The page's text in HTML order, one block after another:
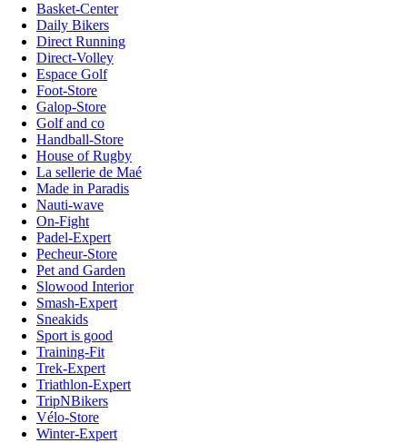
Basket-Center
Daily Bikers
Direct Running
Direct-Volley
Espace Golf
Foot-Store
Galop-Store
Golf and co
Handball-Store
House of Rugby
La sellerie de Maé
Made in Paradis
Nauti-wave
On-Fight
Padel-Expert
Pecheur-Store
Pet and Garden
Slowood Interior
Smash-Expert
Sneakids
Sport is good
Training-Fit
Trek-Expert
Triathlon-Expert
TripNBikers
Vélo-Store
Winter-Expert